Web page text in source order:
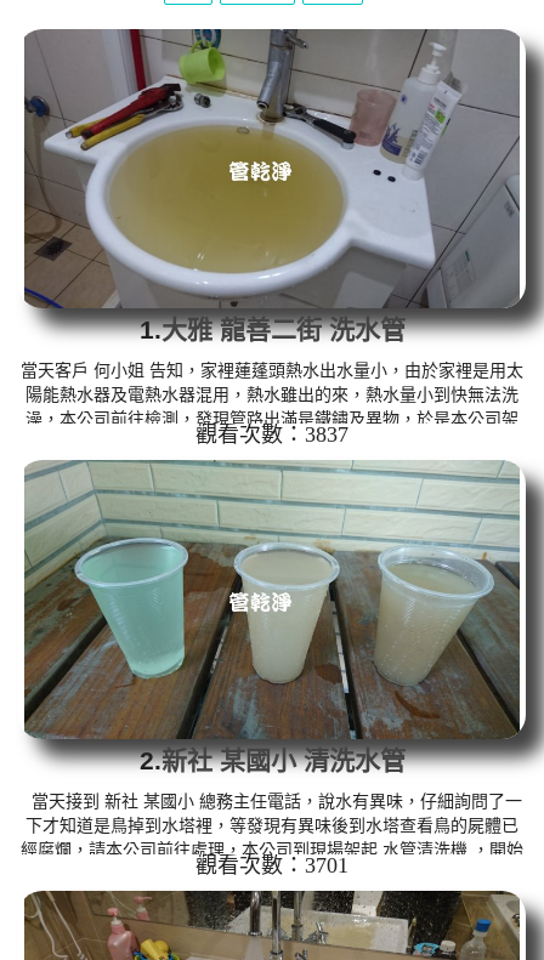
1.大雅 龍善二街 洗水管
當天客戶 何小姐 告知，家裡蓮蓬頭熱水出水量小，由於家裡是用太
陽能熱水器及電熱水器混用，熱水雖出的來，熱水量小到快無法洗
澡，本公司前往檢測，發現管路出滿是鐵鏽及異物，於是本公司架
起 水管清洗機 ，開始 洗水管 ， 管路一下就塞住無法出水，本公司
改用特殊工法來處理，管路噴出異物的顏色偏墨綠色， 水管清洗 約
兩個多小時，熱水管路出水就正常了。 清洗水管,水管清洗, 洗水管,
熱水管堵塞, 熱水忽冷忽熱 ...
觀看次數：3837
2.新社 某國小 清洗水管
當天接到 新社 某國小 總務主任電話，說水有異味，仔細詢問了一
下才知道是鳥掉到水塔裡，等發現有異味後到水塔查看鳥的屍體已
經腐爛，請本公司前往處理，本公司到現場架起 水管清洗機 ，開始
洗水管 ， 管路出水出現濃濃的臭味及灰白色髒水，管路內不斷噴白
灰色水， 水管清洗 約六個多小時，水管路管路出水才沒有異味。 清
洗水管,水管清洗, 洗水管, 熱水管堵塞, 熱水忽冷忽熱 ...
觀看次數：3701